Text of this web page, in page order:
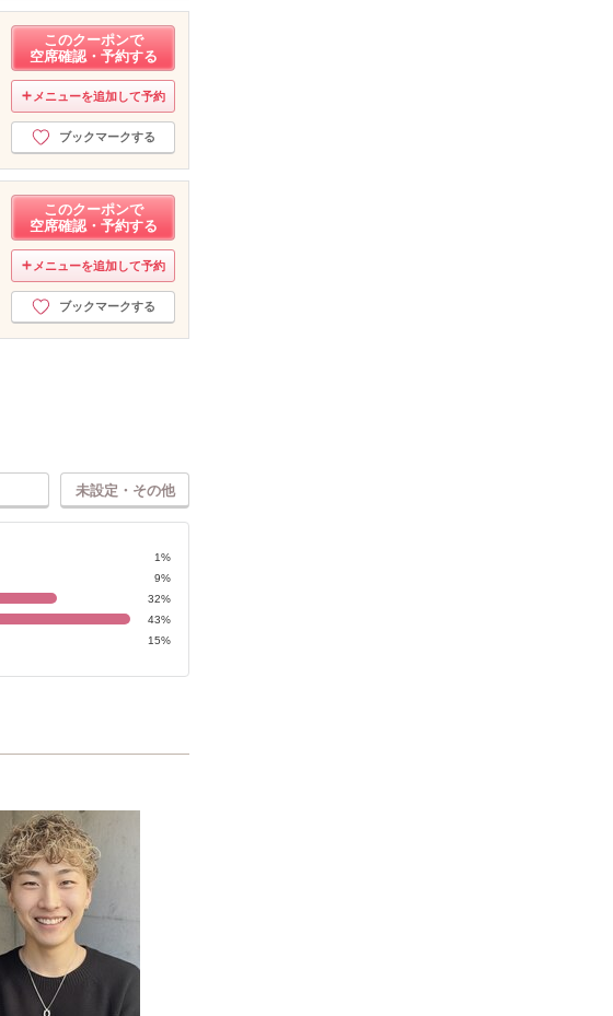
このクーポンで
空席確認・予約する
メニューを追加して予約
ブックマークする
このクーポンで
空席確認・予約する
メニューを追加して予約
ブックマークする
未設定・その他
1%
9%
32%
43%
15%